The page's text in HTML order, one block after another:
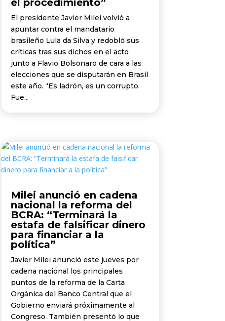
El presidente Javier Milei volvió a
apuntar contra el mandatario
brasileño Lula da Silva y redobló sus
críticas tras sus dichos en el acto
junto a Flavio Bolsonaro de cara a las
elecciones que se disputarán en Brasil
este año. “Es ladrón, es un corrupto.
Fue...
Milei anunció en cadena
nacional la reforma del
BCRA: “Terminará la
estafa de falsificar dinero
para financiar a la
política”
Javier Milei anunció este jueves por
cadena nacional los principales
puntos de la reforma de la Carta
Orgánica del Banco Central que el
Gobierno enviará próximamente al
Congreso. También presentó lo que